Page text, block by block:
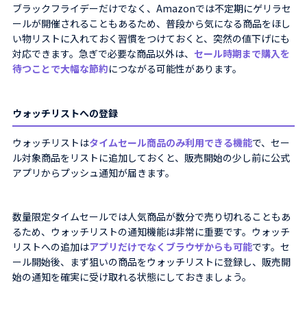
ブラックフライデーだけでなく、Amazonでは不定期にゲリラセ
ールが開催されることもあるため、普段から気になる商品をほし
い物リストに入れておく習慣をつけておくと、突然の値下げにも
対応できます。急ぎで必要な商品以外は、 セール時期まで購入を
待つことで大幅な節約につながる可能性があります。
ウォッチリストへの登録
ウォッチリストはタイムセール商品のみ利用できる機能で、セー
ル対象商品をリストに追加しておくと、販売開始の少し前に公式
アプリからプッシュ通知が届きます。
数量限定タイムセールでは人気商品が数分で売り切れることもあ
るため、ウォッチリストの通知機能は非常に重要です。ウォッチ
リストへの追加はアプリだけでなくブラウザからも可能です。セ
ール開始後、まず狙いの商品をウォッチリストに登録し、販売開
始の通知を確実に受け取れる状態にしておきましょう。